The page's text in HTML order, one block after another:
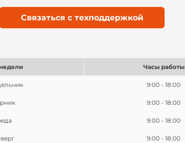
Связаться с техподдержкой
Часы работы
9:00 - 18:00
9:00 - 18:00
9:00 - 18:00
9:00 - 18:00